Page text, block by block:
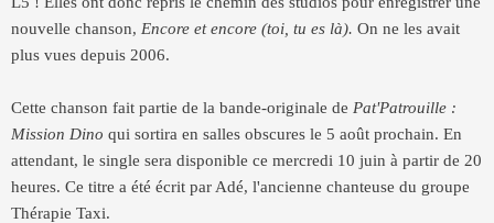
nouvelle chanson, Encore et encore (toi, tu es là). On ne les avait
plus vues depuis 2006.
Cette chanson fait partie de la bande-originale de Pat'Patrouille :
Mission Dino qui sortira en salles obscures le 5 août prochain. En
attendant, le single sera disponible ce mercredi 10 juin à partir de 20
heures. Ce titre a été écrit par Adé, l'ancienne chanteuse du groupe
Thérapie Taxi.